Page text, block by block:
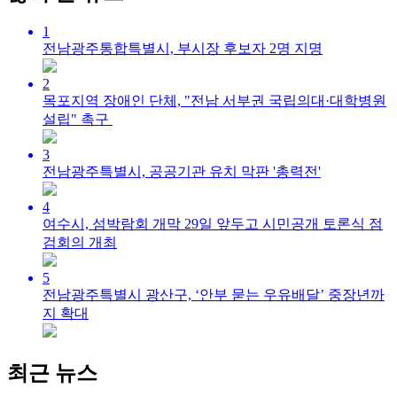
1
전남광주통합특별시, 부시장 후보자 2명 지명
2
목포지역 장애인 단체, "전남 서부권 국립의대·대학병원
설립" 촉구
3
전남광주특별시, 공공기관 유치 막판 '총력전'
4
여수시, 섬박람회 개막 29일 앞두고 시민공개 토론식 점
검회의 개최
5
전남광주특별시 광산구, ‘안부 묻는 우유배달’ 중장년까
지 확대
최근 뉴스